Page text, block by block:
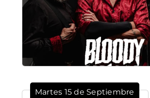
Martes 15 de Septiembre